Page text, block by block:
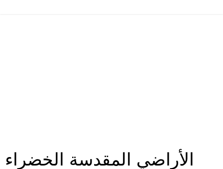
الأراضي المقدسة الخضراء